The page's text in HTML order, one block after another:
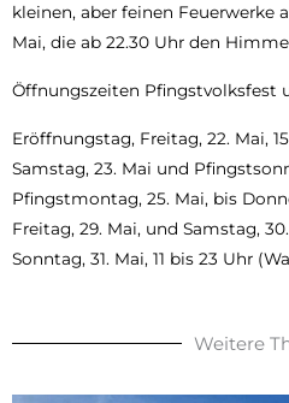
kleinen, aber feinen Feuerwerke
Mai, die ab 22.30 Uhr den
Öffnungszeiten Pfingstvolksfest
Eröffnungstag, Freitag, 22. Mai,
Samstag, 23. Mai und
Pfingstmontag, 25. Mai, bis
Freitag, 29. Mai, und Samstag,
Sonntag, 31. Mai, 11 bis 23 Uhr
Weitere